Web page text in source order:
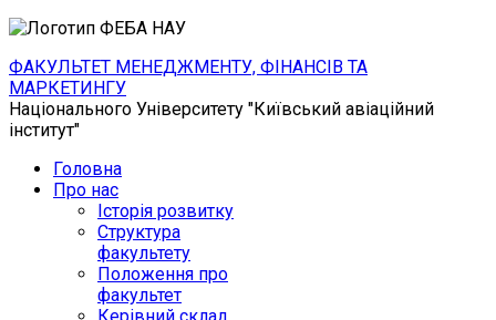
ФАКУЛЬТЕТ МЕНЕДЖМЕНТУ, ФІНАНСІВ ТА
МАРКЕТИНГУ
Національного Університету "Київський авіаційний
інститут"
Головна
Про нас
Історія розвитку
Структура
факультету
Положення про
факультет